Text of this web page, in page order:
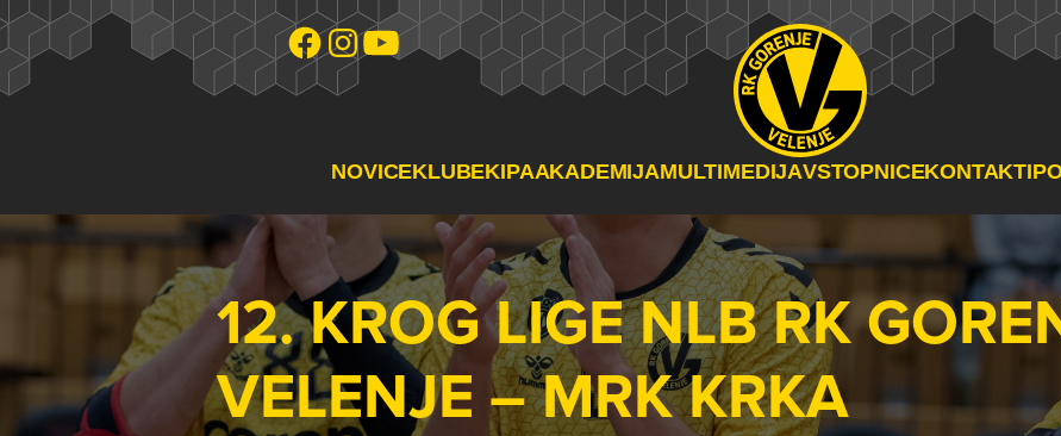
NOVICEKLUBEKIPAAKADEMIJAMULTIMEDIJAVSTOPNICEKONTAKTI
12. KROG LIGE NLB RK
VELENJE – MRK KRKA